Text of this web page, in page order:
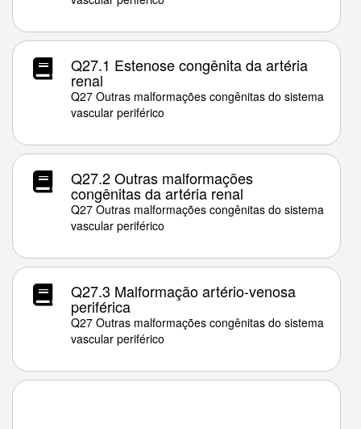
Q27.1 Estenose congênita da artéria
renal
Q27 Outras malformações congênitas do sistema
vascular periférico
Q27.2 Outras malformações
congênitas da artéria renal
Q27 Outras malformações congênitas do sistema
vascular periférico
Q27.3 Malformação artério-venosa
periférica
Q27 Outras malformações congênitas do sistema
vascular periférico